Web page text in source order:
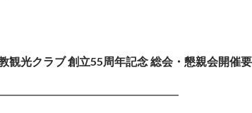
観光クラブ 創立55周年記念 総会・懇親会開催